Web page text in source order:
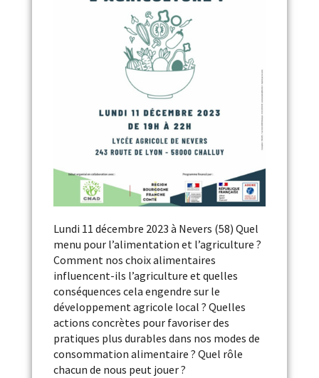
Lundi 11 décembre 2023 à Nevers (58) Quel
menu pour l’alimentation et l’agriculture ?
Comment nos choix alimentaires
influencent-ils l’agriculture et quelles
conséquences cela engendre sur le
développement agricole local ? Quelles
actions concrètes pour favoriser des
pratiques plus durables dans nos modes de
consommation alimentaire ? Quel rôle
chacun de nous peut jouer ?